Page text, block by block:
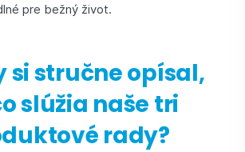
pre bežný život.
si stručne opísal,
slúžia naše tri
rady?